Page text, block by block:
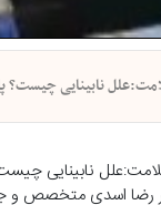
نابینایی
نابینایی
رضا اسدی متخصص